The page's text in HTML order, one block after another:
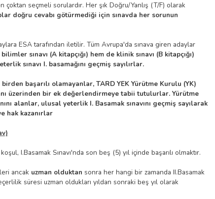
seçmeli sorulardır. Her şık Doğru/Yanlış (T/F) olarak
doğru cevabı götürmediği için sınavda her sorunun
ESA tarafından iletilir. Tüm Avrupa'da sınava giren adaylar
sınavı (A kitapçığı) hem de klinik sınavı (B kitapçığı)
sınavı I. basamağını geçmiş sayılırlar.
başarılı olamayanlar, TARD YEK Yürütme Kurulu (YK)
üzerinden bir ek değerlendirmeye tabii tutulurlar. Yürütme
alanlar, ulusal yeterlik I. Basamak sınavını geçmiş sayılarak
hak kazanırlar
I.Basamak Sınavı'nda son beş (5) yıl içinde başarılı olmaktır.
ancak uzman olduktan sonra her hangi bir zamanda II.Basamak
süresi uzman oldukları yıldan sonraki beş yıl olarak